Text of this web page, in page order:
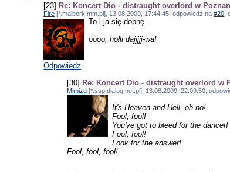
[23] Re: Koncert Dio - distraught overlord w
Fire [*.malbork.mm.pl], 13.08.2009, 17:44:45, odpowiedź na#20
To i ja się dopnę.
oooo, hołli dajjjjj-wa!
Odpowiedz
[30] Re: Koncert Dio - distraught overlord w
Mimizu [*.ssp.dialog.net.pl], 13.08.2009, 22:09:50,
It's Heaven and Hell, oh no!
Fool, fool!
You've got to bleed for the dancer!
Fool, fool!
Look for the answer!
Fool, fool, fool!